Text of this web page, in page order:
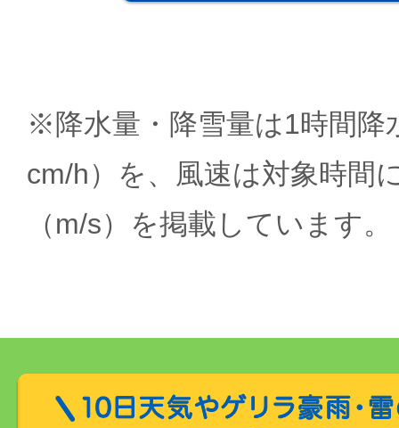
※降水量・降雪量は1時間降
cm/h）を、風速は対象時間
（m/s）を掲載しています。